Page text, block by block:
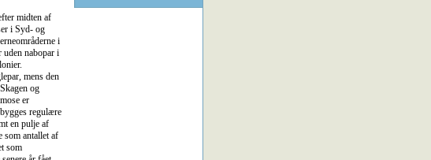
midten af
i Syd- og
i
nabopar i
mens den
og
er
regulære
en pulje af
som antallet af
som